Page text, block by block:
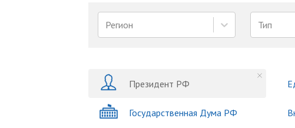
Регион Тип
Президент РФ
Государственная Дума РФ